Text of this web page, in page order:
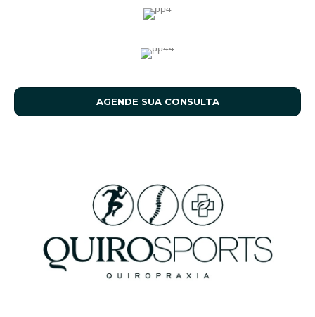
AGENDE SUA CONSULTA